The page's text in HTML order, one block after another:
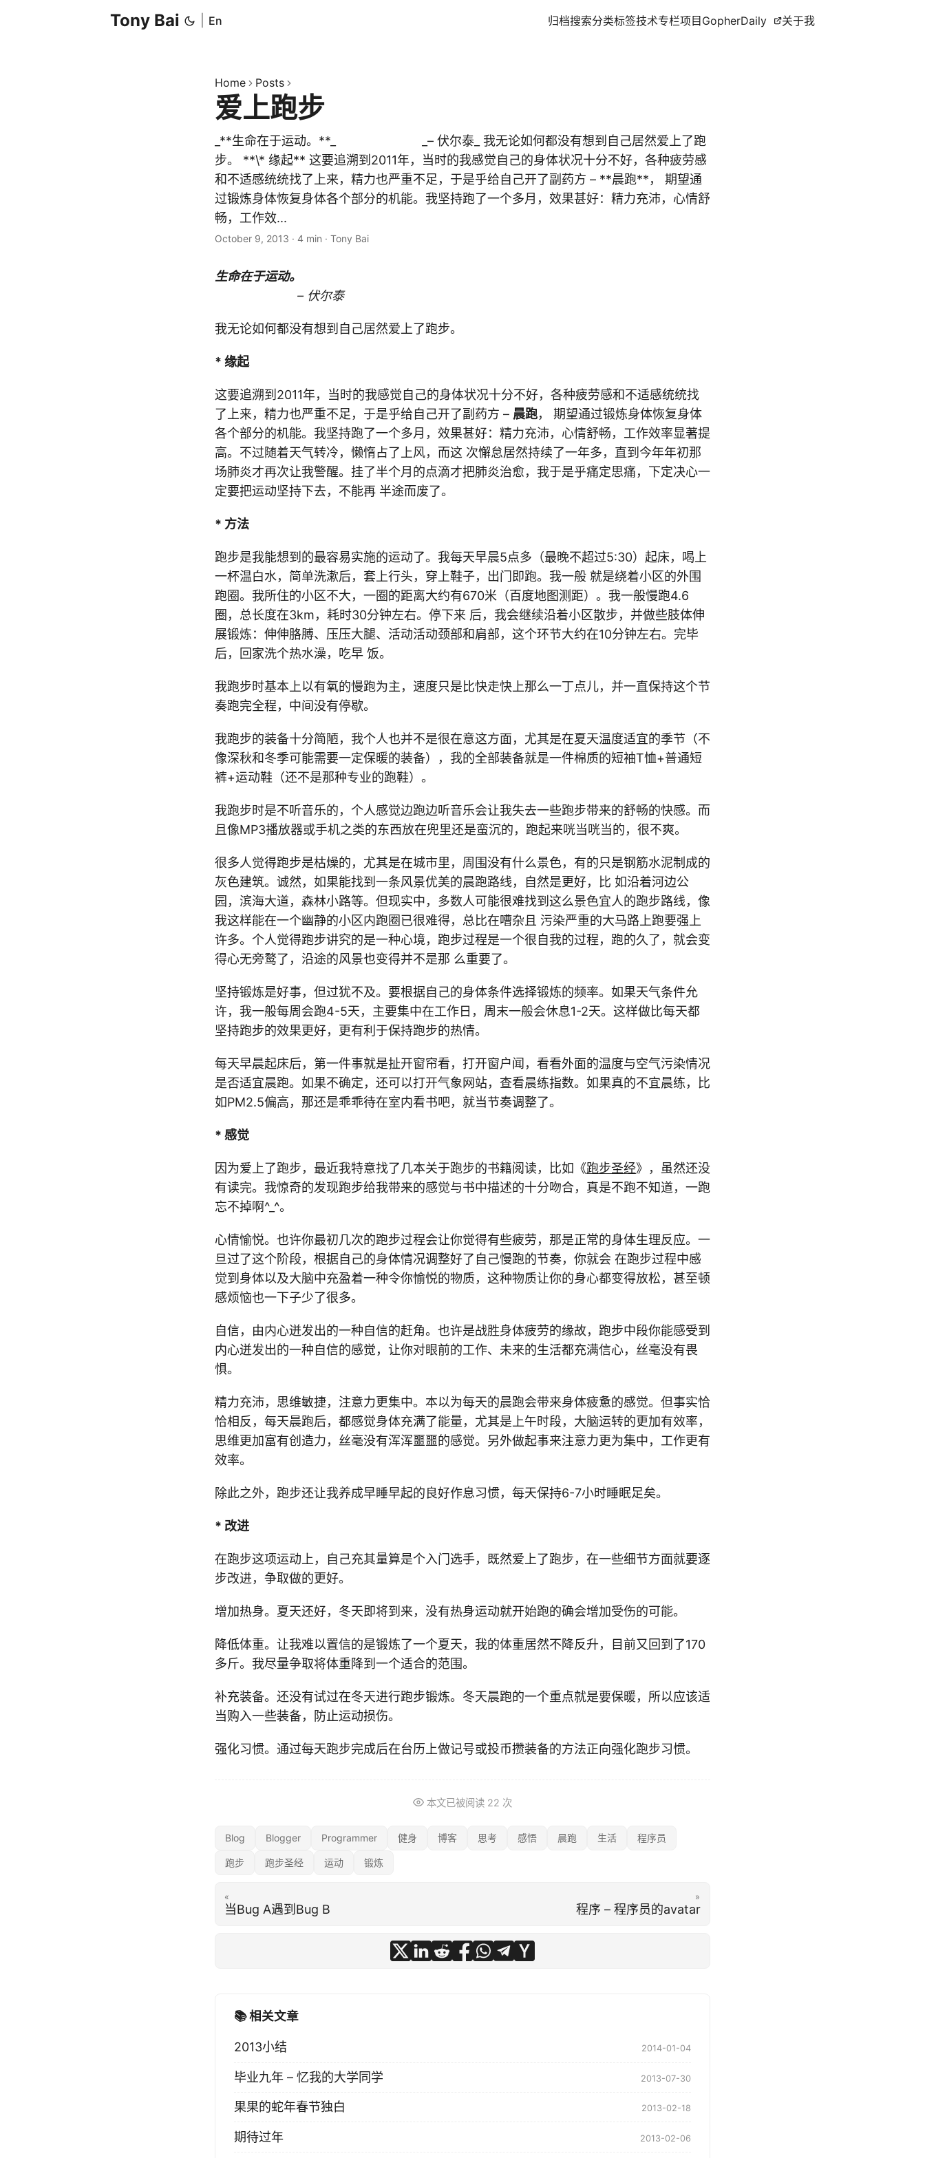
Tony Bai En 归档搜索分类标签技术专栏项目 GopherDaily 关于我
Home Posts
爱上跑步
_**生命在于运动。**_ _– 伏尔泰_ 我无论如何都没有想到自己居然爱上了跑
步。 **\* 缘起** 这要追溯到2011年，当时的我感觉自己的身体状况十分不好，各种疲劳感
和不适感统统找了上来，精力也严重不足，于是乎给自己开了副药方 – **晨跑**， 期望通
过锻炼身体恢复身体各个部分的机能。我坚持跑了一个多月，效果甚好：精力充沛，心情舒
畅，工作效...
October 9, 2013 · 4 min · Tony Bai
生命在于运动。
– 伏尔泰
我无论如何都没有想到自己居然爱上了跑步。
* 缘起
这要追溯到2011年，当时的我感觉自己的身体状况十分不好，各种疲劳感和不适感统统找
了上来，精力也严重不足，于是乎给自己开了副药方 – 晨跑， 期望通过锻炼身体恢复身体
各个部分的机能。我坚持跑了一个多月，效果甚好：精力充沛，心情舒畅，工作效率显著提
高。不过随着天气转冷，懒惰占了上风，而这 次懈怠居然持续了一年多，直到今年年初那
场肺炎才再次让我警醒。挂了半个月的点滴才把肺炎治愈，我于是乎痛定思痛，下定决心一
定要把运动坚持下去，不能再 半途而废了。
* 方法
跑步是我能想到的最容易实施的运动了。我每天早晨5点多（最晚不超过5:30）起床，喝上
一杯温白水，简单洗漱后，套上行头，穿上鞋子，出门即跑。我一般 就是绕着小区的外围
跑圈。我所住的小区不大，一圈的距离大约有670米（百度地图测距）。我一般慢跑4.6
圈，总长度在3km，耗时30分钟左右。停下来 后，我会继续沿着小区散步，并做些肢体伸
展锻炼：伸伸胳膊、压压大腿、活动活动颈部和肩部，这个环节大约在10分钟左右。完毕
后，回家洗个热水澡，吃早 饭。
我跑步时基本上以有氧的慢跑为主，速度只是比快走快上那么一丁点儿，并一直保持这个节
奏跑完全程，中间没有停歇。
我跑步的装备十分简陋，我个人也并不是很在意这方面，尤其是在夏天温度适宜的季节（不
像深秋和冬季可能需要一定保暖的装备），我的全部装备就是一件棉质的短袖T恤+普通短
裤+运动鞋（还不是那种专业的跑鞋）。
我跑步时是不听音乐的，个人感觉边跑边听音乐会让我失去一些跑步带来的舒畅的快感。而
且像MP3播放器或手机之类的东西放在兜里还是蛮沉的，跑起来咣当咣当的，很不爽。
很多人觉得跑步是枯燥的，尤其是在城市里，周围没有什么景色，有的只是钢筋水泥制成的
灰色建筑。诚然，如果能找到一条风景优美的晨跑路线，自然是更好，比 如沿着河边公
园，滨海大道，森林小路等。但现实中，多数人可能很难找到这么景色宜人的跑步路线，像
我这样能在一个幽静的小区内跑圈已很难得，总比在嘈杂且 污染严重的大马路上跑要强上
许多。个人觉得跑步讲究的是一种心境，跑步过程是一个很自我的过程，跑的久了，就会变
得心无旁鹜了，沿途的风景也变得并不是那 么重要了。
坚持锻炼是好事，但过犹不及。要根据自己的身体条件选择锻炼的频率。如果天气条件允
许，我一般每周会跑4-5天，主要集中在工作日，周末一般会休息1-2天。这样做比每天都
坚持跑步的效果更好，更有利于保持跑步的热情。
每天早晨起床后，第一件事就是扯开窗帘看，打开窗户闻，看看外面的温度与空气污染情况
是否适宜晨跑。如果不确定，还可以打开气象网站，查看晨练指数。如果真的不宜晨练，比
如PM2.5偏高，那还是乖乖待在室内看书吧，就当节奏调整了。
* 感觉
因为爱上了跑步，最近我特意找了几本关于跑步的书籍阅读，比如《跑步圣经》，虽然还没
有读完。我惊奇的发现跑步给我带来的感觉与书中描述的十分吻合，真是不跑不知道，一跑
忘不掉啊^_^。
心情愉悦。也许你最初几次的跑步过程会让你觉得有些疲劳，那是正常的身体生理反应。一
旦过了这个阶段，根据自己的身体情况调整好了自己慢跑的节奏，你就会 在跑步过程中感
觉到身体以及大脑中充盈着一种令你愉悦的物质，这种物质让你的身心都变得放松，甚至顿
感烦恼也一下子少了很多。
自信，由内心迸发出的一种自信的赶角。也许是战胜身体疲劳的缘故，跑步中段你能感受到
内心迸发出的一种自信的感觉，让你对眼前的工作、未来的生活都充满信心，丝毫没有畏
惧。
精力充沛，思维敏捷，注意力更集中。本以为每天的晨跑会带来身体疲惫的感觉。但事实恰
恰相反，每天晨跑后，都感觉身体充满了能量，尤其是上午时段，大脑运转的更加有效率，
思维更加富有创造力，丝毫没有浑浑噩噩的感觉。另外做起事来注意力更为集中，工作更有
效率。
除此之外，跑步还让我养成早睡早起的良好作息习惯，每天保持6-7小时睡眠足矣。
* 改进
在跑步这项运动上，自己充其量算是个入门选手，既然爱上了跑步，在一些细节方面就要逐
步改进，争取做的更好。
增加热身。夏天还好，冬天即将到来，没有热身运动就开始跑的确会增加受伤的可能。
降低体重。让我难以置信的是锻炼了一个夏天，我的体重居然不降反升，目前又回到了170
多斤。我尽量争取将体重降到一个适合的范围。
补充装备。还没有试过在冬天进行跑步锻炼。冬天晨跑的一个重点就是要保暖，所以应该适
当购入一些装备，防止运动损伤。
强化习惯。通过每天跑步完成后在台历上做记号或投币攒装备的方法正向强化跑步习惯。
本文已被阅读 22 次
Blog Blogger Programmer 健身 博客 思考 感悟 晨跑 生活 程序员
跑步 跑步圣经 运动 锻炼
«
当Bug A遇到Bug B
»
程序 – 程序员的avatar
📚 相关文章
2013小结 2014-01-04
毕业九年 – 忆我的大学同学 2013-07-30
果果的蛇年春节独白 2013-02-18
期待过年 2013-02-06